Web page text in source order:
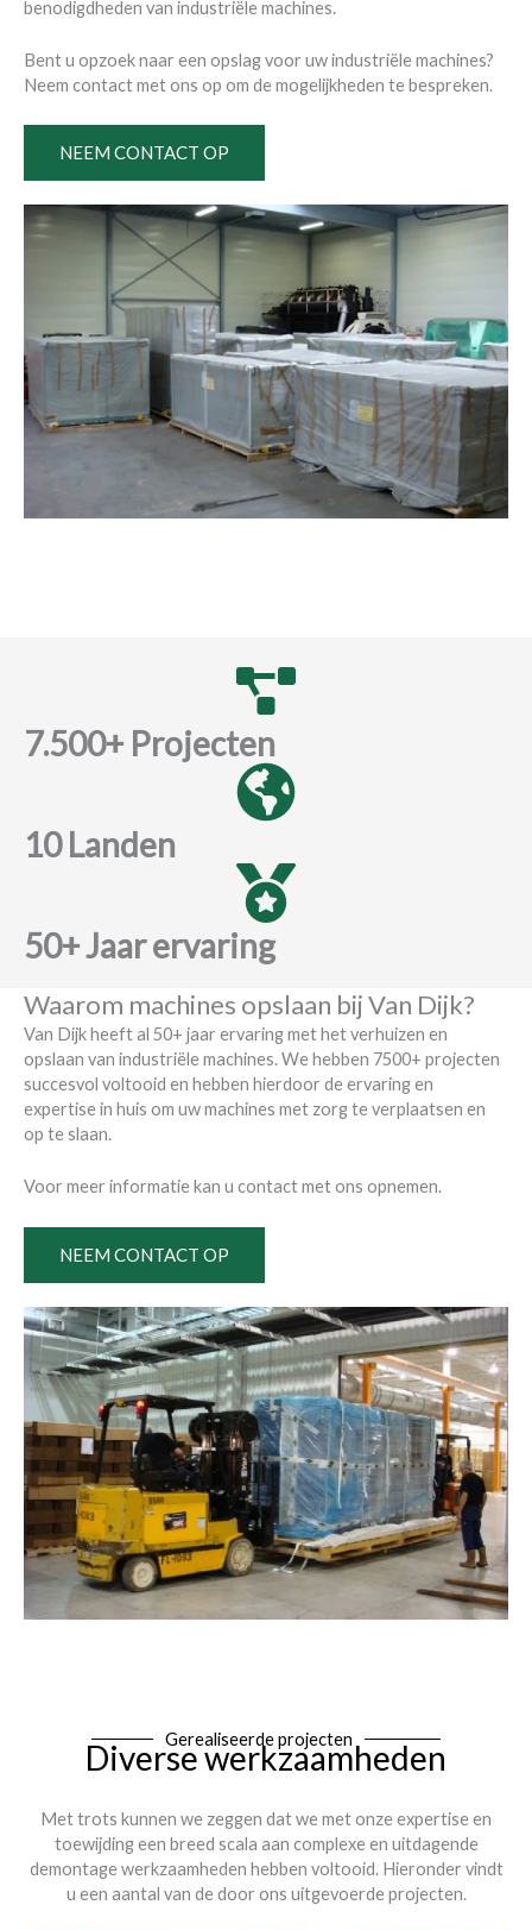
benodigdheden van industriële machines.
Bent u opzoek naar een opslag voor uw industriële machines?
Neem contact met ons op om de mogelijkheden te bespreken.
NEEM CONTACT OP
7.500+ Projecten
10 Landen
50+ Jaar ervaring
Waarom machines opslaan bij Van Dijk?
Van Dijk heeft al 50+ jaar ervaring met het verhuizen en
opslaan van industriële machines. We hebben 7500+ projecten
succesvol voltooid en hebben hierdoor de ervaring en
expertise in huis om uw machines met zorg te verplaatsen en
op te slaan.
Voor meer informatie kan u contact met ons opnemen.
NEEM CONTACT OP
Gerealiseerde projecten
Diverse werkzaamheden
Met trots kunnen we zeggen dat we met onze expertise en
toewijding een breed scala aan complexe en uitdagende
demontage werkzaamheden hebben voltooid. Hieronder vindt
u een aantal van de door ons uitgevoerde projecten.